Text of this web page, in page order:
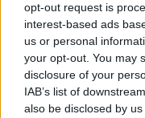
opt-out request is
interest-based ads
us or personal
your opt-out. You may
disclosure of your
IAB’s list of
also be disclosed by